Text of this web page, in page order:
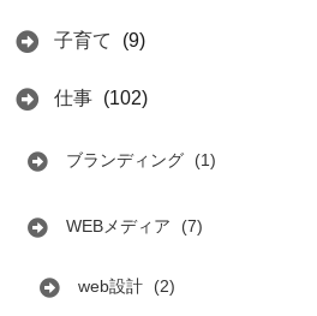
子育て (9)
仕事 (102)
ブランディング (1)
WEBメディア (7)
web設計 (2)